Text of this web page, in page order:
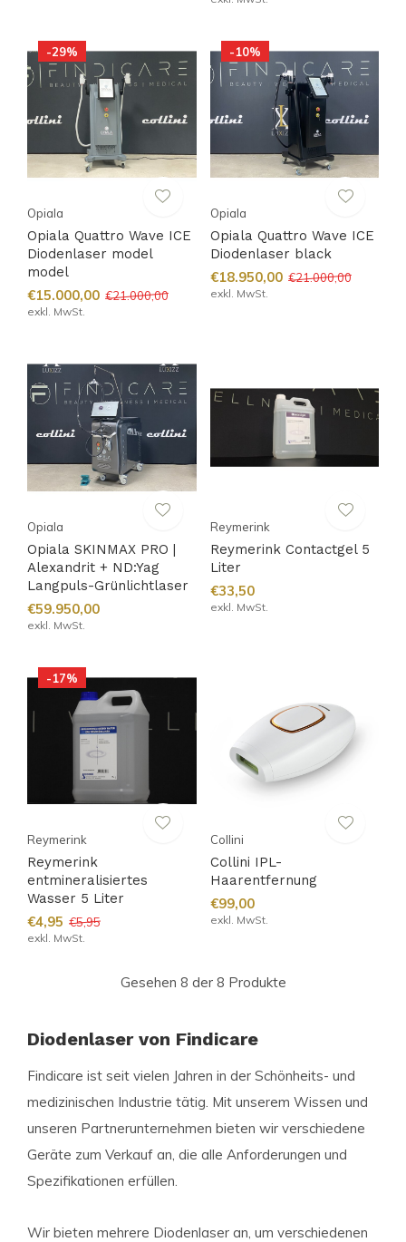
-29%
Opiala
Opiala Quattro Wave ICE
Diodenlaser model
model
€15.000,00 €21.000,00
exkl. MwSt.
-10%
Opiala
Opiala Quattro Wave ICE
Diodenlaser black
€18.950,00 €21.000,00
exkl. MwSt.
Opiala
Opiala SKINMAX PRO |
Alexandrit + ND:Yag
Langpuls-Grünlichtlaser
€59.950,00
exkl. MwSt.
Reymerink
Reymerink Contactgel 5
Liter
€33,50
exkl. MwSt.
-17%
Reymerink
Reymerink
entmineralisiertes
Wasser 5 Liter
€4,95 €5,95
exkl. MwSt.
Collini
Collini IPL-
Haarentfernung
€99,00
exkl. MwSt.
Gesehen 8 der 8 Produkte
Diodenlaser von Findicare
Findicare ist seit vielen Jahren in der Schönheits- und
medizinischen Industrie tätig. Mit unserem Wissen und
unseren Partnerunternehmen bieten wir verschiedene
Geräte zum Verkauf an, die alle Anforderungen und
Spezifikationen erfüllen.
Wir bieten mehrere Diodenlaser an, um verschiedenen